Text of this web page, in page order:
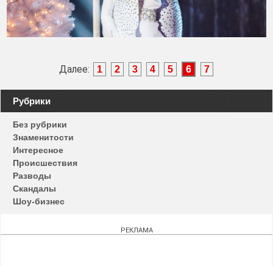
Далее: 1 2 3 4 5 6 7
Навигация
по
записям
Рубрики
Без рубрики
Знаменитости
Интересное
Происшествия
Разводы
Скандалы
Шоу-бизнес
РЕКЛАМА